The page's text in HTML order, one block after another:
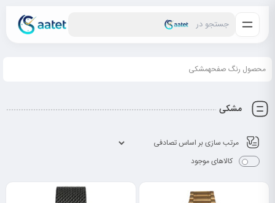
جستجو در
محصول رنگ صفحهمشکی
مشکی
کالاهای موجود